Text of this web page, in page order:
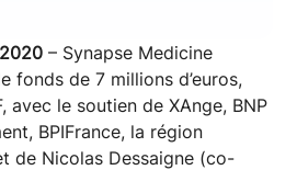
– Synapse Medicine
fonds de 7 millions d’euros,
avec le soutien de XAnge, BNP
BPIFrance, la région
de Nicolas Dessaigne (co-